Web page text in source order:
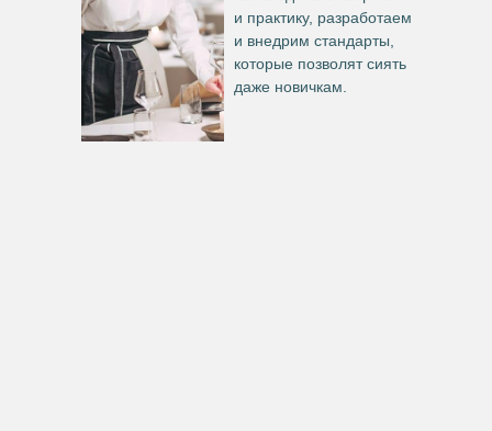
и практику, разработаем
и внедрим стандарты,
которые позволят сиять
даже новичкам.